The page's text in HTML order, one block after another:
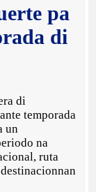
pa
di
di
temporada
un
na
ruta